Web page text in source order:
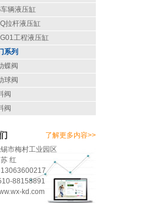
车辆液压缸
拉杆液压缸
工程液压缸
系列
蝶阀
球阀
阀
阀
了解更多内容>>
市梅村工业园区
红
88158891
kd.com